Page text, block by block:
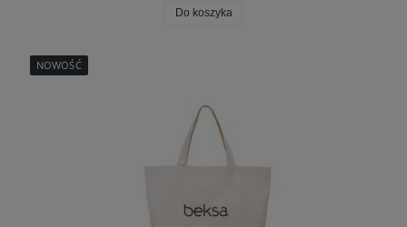
Do koszyka
NOWOŚĆ